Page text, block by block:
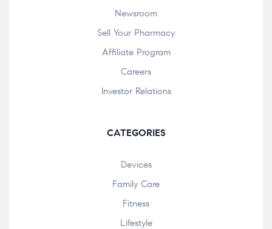
Newsroom
Sell Your Pharmacy
Affiliate Program
Careers
Investor Relations
CATEGORIES
Devices
Family Care
Fitness
Lifestyle